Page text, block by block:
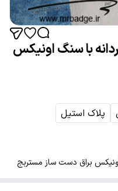
با سنگ اونیکس
پلاک استیل
براق دست ساز مستربج